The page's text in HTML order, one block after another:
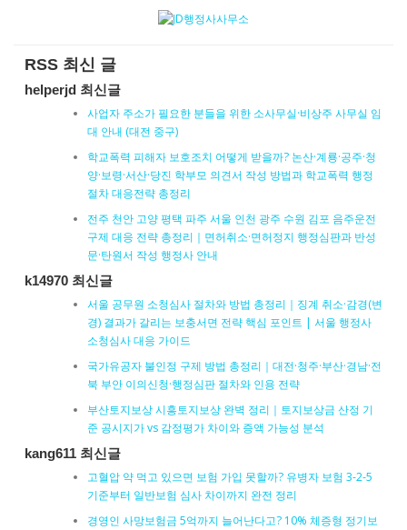
RSS 최신 글
helperjd 최신글
사업자 주소가 필요한 분들을 위한 소사무실·비상주 사무실 임
대 안내 (대전 중구)
학교폭력 피해자 보호조치 어떻게 받을까? 논산·계룡·공주·청
양·보령·서산·당진 학부모 의견서 작성 방법과 학교폭력 행정
절차 대응전략 총정리
전주 천안 고양 평택 파주 서울 인천 광주 수원 김포 음주운전
구제 대응 전략 총정리｜면허취소·면허정지 행정심판과 반성
문·탄원서 작성 행정사 안내
k14970 최신글
서울 공무원 소청심사 절차와 방법 총정리｜징계 취소·감경(변
경) 결과가 갈리는 보충서면 전략 핵심 포인트 | 서울 행정사
소청심사 대응 가이드
국가유공자 불인정 구제 방법 총정리｜대전·청주·부산·경남·전
북 부안 이의신청·행정심판 절차와 인용 전략
부산토지보상 시흥토지보상 완벽 정리｜토지보상금 산정 기
준 공시지가 vs 감정평가 차이와 증액 가능성 분석
kang611 최신글
고혈압 약 먹고 있으면 보험 가입 못할까? 유병자 보험 3-2-5
기준부터 일반보험 심사 차이까지 완전 정리
경영인 사망보험금 5억까지 늘어난다고? 10% 체증형 정기보